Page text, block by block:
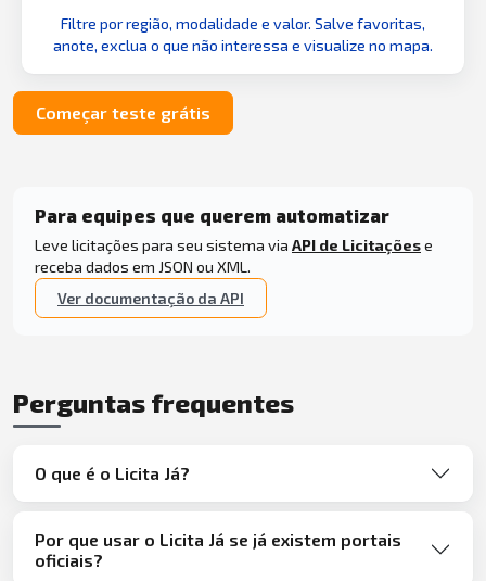
Filtre por região, modalidade e valor. Salve favoritas,
anote, exclua o que não interessa e visualize no mapa.
Começar teste grátis
Para equipes que querem automatizar
Leve licitações para seu sistema via API de Licitaçõese
receba dados em JSON ou XML.
Ver documentação da API
Perguntas frequentes
O que é o Licita Já?
Por que usar o Licita Já se já existem portais
oficiais?